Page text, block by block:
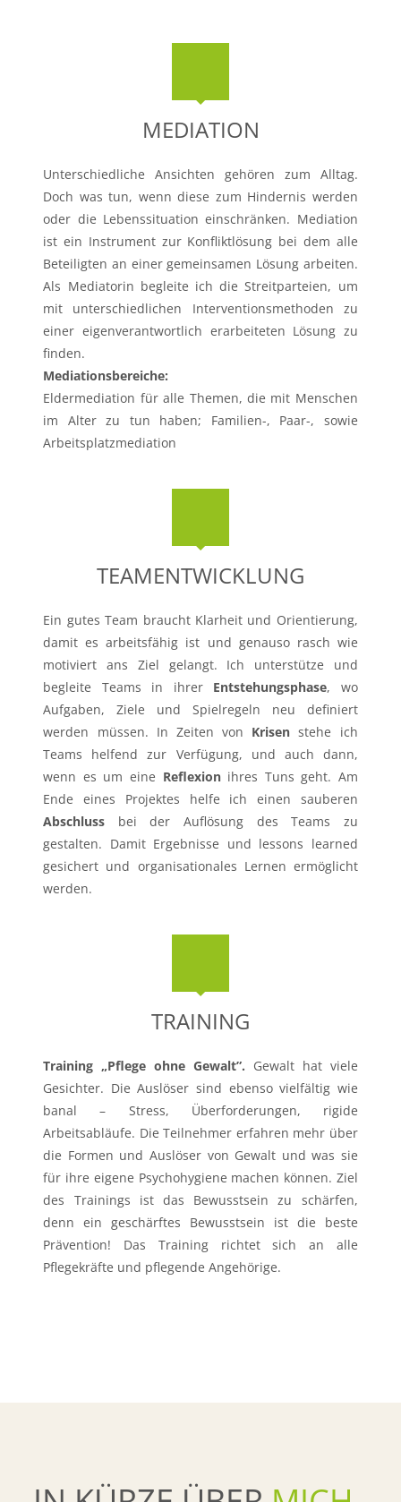
MEDIATION
Unterschiedliche Ansichten gehören zum Alltag.
Doch was tun, wenn diese zum Hindernis werden
oder die Lebenssituation einschränken. Mediation
ist ein Instrument zur Konfliktlösung bei dem alle
Beteiligten an einer gemeinsamen Lösung arbeiten.
Als Mediatorin begleite ich die Streitparteien, um
mit unterschiedlichen Interventionsmethoden zu
einer eigenverantwortlich erarbeiteten Lösung zu
finden.
Mediationsbereiche:
Eldermediation für alle Themen, die mit Menschen
im Alter zu tun haben; Familien-, Paar-, sowie
Arbeitsplatzmediation
TEAMENTWICKLUNG
Ein gutes Team braucht Klarheit und Orientierung,
damit es arbeitsfähig ist und genauso rasch wie
motiviert ans Ziel gelangt. Ich unterstütze und
begleite Teams in ihrer Entstehungsphase, wo
Aufgaben, Ziele und Spielregeln neu definiert
werden müssen. In Zeiten von Krisen stehe ich
Teams helfend zur Verfügung, und auch dann,
wenn es um eine Reflexionihres Tuns geht. Am
Ende eines Projektes helfe ich einen sauberen
Abschluss bei der Auflösung des Teams zu
gestalten. Damit Ergebnisse und lessons learned
gesichert und organisationales Lernen ermöglicht
werden.
TRAINING
Training „Pflege ohne Gewalt”. Gewalt hat viele
Gesichter. Die Auslöser sind ebenso vielfältig wie
banal – Stress, Überforderungen, rigide
Arbeitsabläufe. Die Teilnehmer erfahren mehr über
die Formen und Auslöser von Gewalt und was sie
für ihre eigene Psychohygiene machen können. Ziel
des Trainings ist das Bewusstsein zu schärfen,
denn ein geschärftes Bewusstsein ist die beste
Prävention! Das Training richtet sich an alle
Pflegekräfte und pflegende Angehörige.